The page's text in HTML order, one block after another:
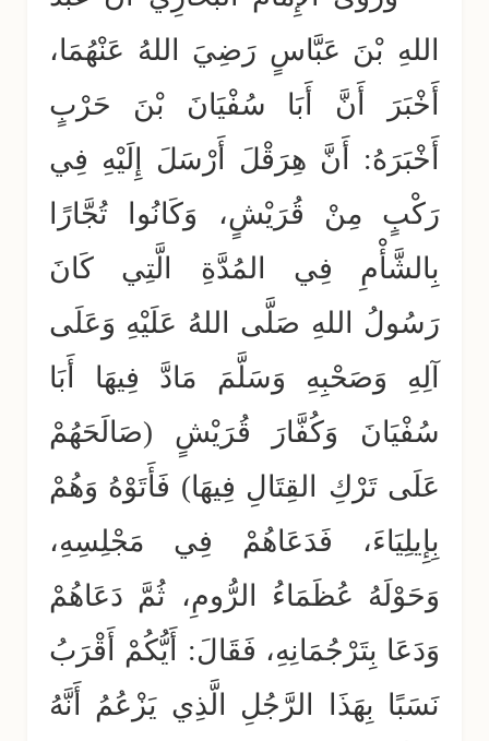
اللهِ بْنَ عَبَّاسٍ رَضِيَ اللهُ عَنْهُمَا،
أَخْبَرَ أَنَّ أَبَا سُفْيَانَ بْنَ حَرْبٍ
أَخْبَرَهُ: أَنَّ هِرَقْلَ أَرْسَلَ إِلَيْهِ فِي
رَكْبٍ مِنْ قُرَيْشٍ، وَكَانُوا تُجَّارًا
بِالشَّأْمِ فِي المُدَّةِ الَّتِي كَانَ
رَسُولُ اللهِ صَلَّى اللهُ عَلَيْهِ وَعَلَى
آلِهِ وَصَحْبِهِ وَسَلَّمَ مَادَّ فِيهَا أَبَا
سُفْيَانَ وَكُفَّارَ قُرَيْشٍ (صَالَحَهُمْ
عَلَى تَرْكِ القِتَالِ فِيهَا) فَأَتَوْهُ وَهُمْ
بِإِيلِيَاءَ، فَدَعَاهُمْ فِي مَجْلِسِهِ،
وَحَوْلَهُ عُظَمَاءُ الرُّومِ، ثُمَّ دَعَاهُمْ
وَدَعَا بِتَرْجُمَانِهِ، فَقَالَ: أَيُّكُمْ أَقْرَبُ
نَسَبًا بِهَذَا الرَّجُلِ الَّذِي يَزْعُمُ أَنَّهُ